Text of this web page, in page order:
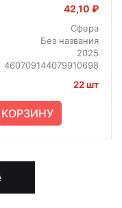
42,10 ₽
Сфера
Без названия
2025
460709144079910698
22 шт
КОРЗИНУ